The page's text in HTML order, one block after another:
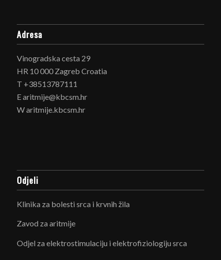
Adresa
Vinogradska cesta 29
HR 10 000 Zagreb Croatia
T +38513787111
E aritmije@kbcsm.hr
W aritmije.kbcsm.hr
Odjeli
Klinika za bolesti srca i krvnih žila
Zavod za aritmije
Odjel za elektrostimulaciju i elektrofiziologiju srca